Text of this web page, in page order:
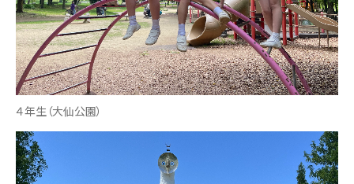
４年生（大仙公園）